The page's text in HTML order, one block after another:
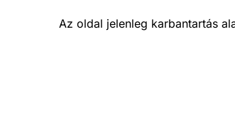
Az oldal jelenleg karbantartás